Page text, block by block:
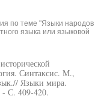
по теме "Языки народов
языка или языковой
Синтаксис. М.,
Языки мира.
- С. 409-420.